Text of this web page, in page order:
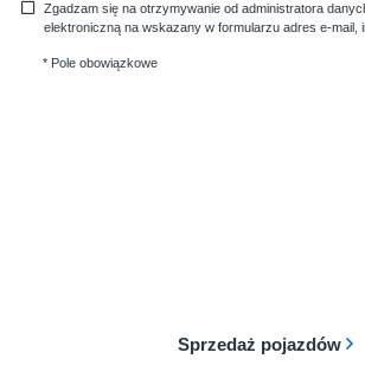
Zgadzam się na otrzymywanie od administratora
elektroniczną na wskazany w formularzu adres e-mail,
* Pole obowiązkowe
Sprzedaż pojazdów